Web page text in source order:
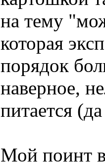
на тему
которая
порядок
наверное,
питается
Мой поинт